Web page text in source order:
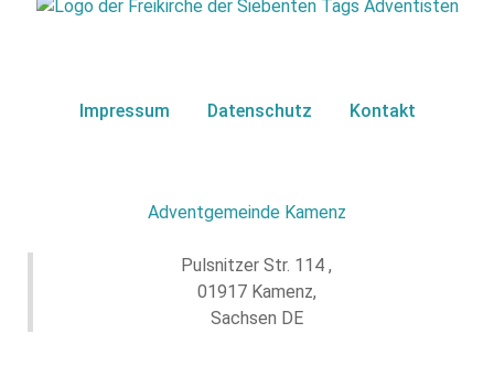
Impressum Datenschutz Kontakt
Adventgemeinde Kamenz
Pulsnitzer Str. 114 ,
01917 Kamenz,
Sachsen DE